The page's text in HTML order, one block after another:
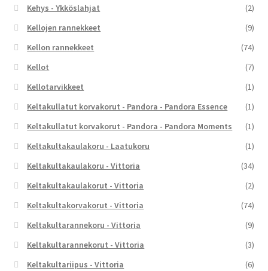
Kehys - Ykköslahjat
(2)
Kellojen rannekkeet
(9)
Kellon rannekkeet
(74)
Kellot
(7)
Kellotarvikkeet
(1)
Keltakullatut korvakorut - Pandora - Pandora Essence
(1)
Keltakullatut korvakorut - Pandora - Pandora Moments
(1)
Keltakultakaulakoru - Laatukoru
(1)
Keltakultakaulakoru - Vittoria
(34)
Keltakultakaulakorut - Vittoria
(2)
Keltakultakorvakorut - Vittoria
(74)
Keltakultarannekoru - Vittoria
(9)
Keltakultarannekorut - Vittoria
(3)
Keltakultariipus - Vittoria
(6)